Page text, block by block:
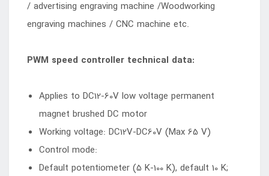
/ advertising engraving machine /Woodworking
engraving machines / CNC machine etc.
PWM speed controller technical data:
Applies to DC12-60V low voltage permanent
magnet brushed DC motor
Working voltage: DC12V-DC60V (Max 65 V)
Control mode:
Default potentiometer (5 K-100 K), default 10 K;